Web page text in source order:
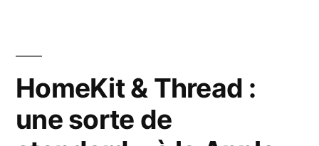
HomeKit & Thread :
une sorte de